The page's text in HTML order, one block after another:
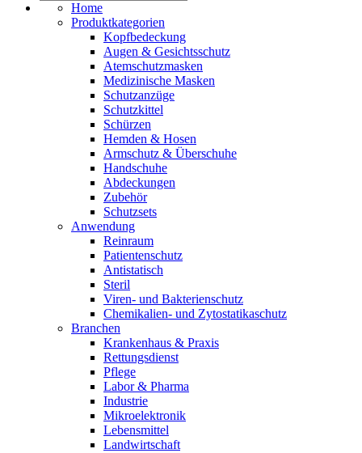
Home
Produktkategorien
Kopfbedeckung
Augen & Gesichtsschutz
Atemschutzmasken
Medizinische Masken
Schutzanzüge
Schutzkittel
Schürzen
Hemden & Hosen
Armschutz & Überschuhe
Handschuhe
Abdeckungen
Zubehör
Schutzsets
Anwendung
Reinraum
Patientenschutz
Antistatisch
Steril
Viren- und Bakterienschutz
Chemikalien- und Zytostatikaschutz
Branchen
Krankenhaus & Praxis
Rettungsdienst
Pflege
Labor & Pharma
Industrie
Mikroelektronik
Lebensmittel
Landwirtschaft